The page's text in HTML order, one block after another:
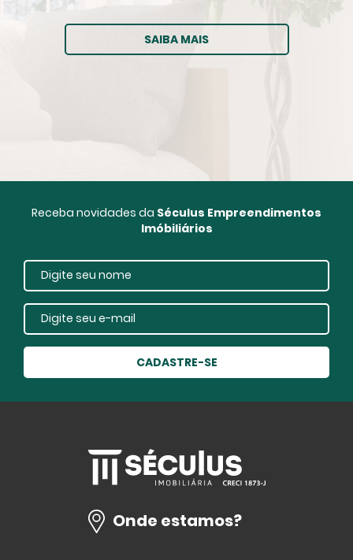
SAIBA MAIS
Receba novidades da Séculus Empreendimentos
Imóbiliários
CADASTRE-SE
Onde estamos?